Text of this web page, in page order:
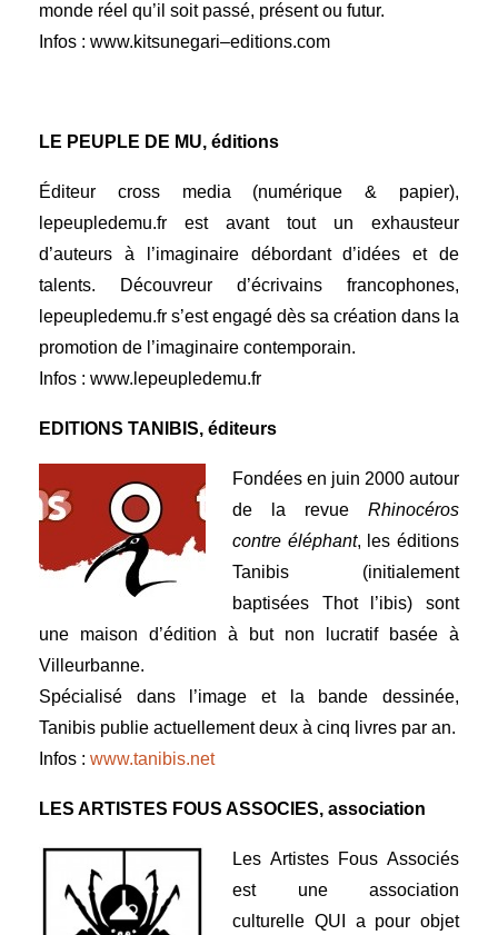
monde réel qu’il soit passé, présent ou futur.
Infos : www.kitsunegari–editions.com
LE PEUPLE DE MU, éditions
Éditeur cross media (numérique & papier),
lepeupledemu.fr est avant tout un exhausteur
d’auteurs à l’imaginaire débordant d’idées et de
talents. Découvreur d’écrivains francophones,
lepeupledemu.fr s’est engagé dès sa création dans la
promotion de l’imaginaire contemporain.
Infos : www.lepeupledemu.fr
EDITIONS TANIBIS, éditeurs
Fondées en juin 2000 autour
de la revue Rhinocéros
contre éléphant, les éditions
Tanibis (initialement
baptisées Thot l’ibis) sont
une maison d’édition à but non lucratif basée à
Villeurbanne.
Spécialisé dans l’image et la bande dessinée,
Tanibis publie actuellement deux à cinq livres par an.
Infos : www.tanibis.net
LES ARTISTES FOUS ASSOCIES, association
Les Artistes Fous Associés
est une association
culturelle QUI a pour objet